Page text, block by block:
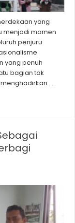
yang
menjadi momen
penjuru
yang penuh
bagian tak
…